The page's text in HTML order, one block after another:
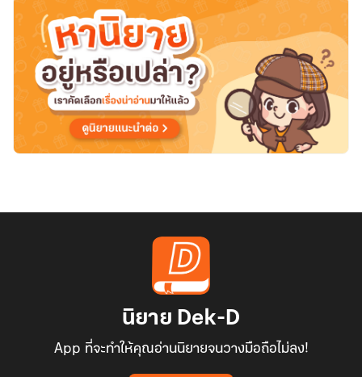
นิยาย Dek-D
App ที่จะทำให้คุณอ่านนิยายจนวางมือถือไม่ลง!